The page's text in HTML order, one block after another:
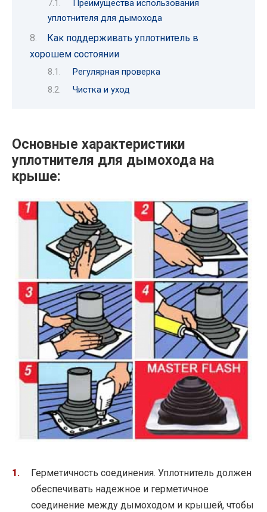
Преимущества использования
уплотнителя для дымохода
Как поддерживать уплотнитель в
хорошем состоянии
Регулярная проверка
Чистка и уход
Основные характеристики
уплотнителя для дымохода на
крыше:
Герметичность соединения. Уплотнитель должен
обеспечивать надежное и герметичное
соединение между дымоходом и крышей, чтобы